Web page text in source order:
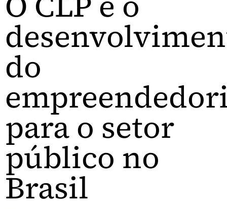
do
para o setor
público no
Brasil